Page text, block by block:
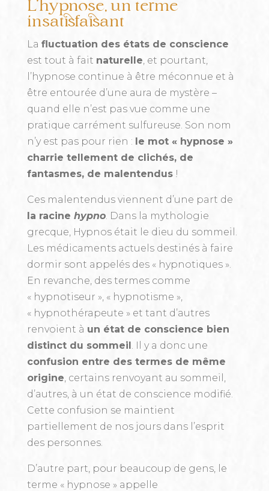
L’hypnose, un terme
insatisfaisant
La fluctuation des états de conscience
est tout à fait naturelle, et pourtant,
l’hypnose continue à être méconnue et à
être entourée d’une aura de mystère –
quand elle n’est pas vue comme une
pratique carrément sulfureuse. Son nom
n’y est pas pour rien : le mot « hypnose »
charrie tellement de clichés, de
fantasmes, de malentendus!
Ces malentendus viennent d’une part de
la racine hypno. Dans la mythologie
grecque, Hypnos était le dieu du sommeil.
Les médicaments actuels destinés à faire
dormir sont appelés des « hypnotiques ».
En revanche, des termes comme
« hypnotiseur », « hypnotisme »,
« hypnothérapeute » et tant d’autres
renvoient à un état de conscience bien
distinct du sommeil. Il y a donc une
confusion entre des termes de même
origine, certains renvoyant au sommeil,
d’autres, à un état de conscience modifié.
Cette confusion se maintient
partiellement de nos jours dans l’esprit
des personnes.
D’autre part, pour beaucoup de gens, le
terme « hypnose » appelle